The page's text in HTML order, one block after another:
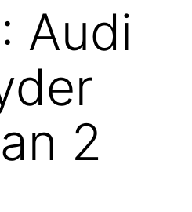
Audi
2